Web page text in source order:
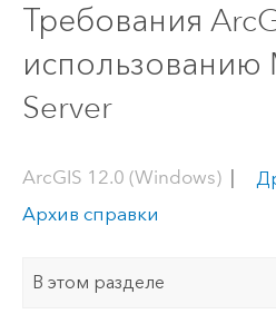
Требования
использованию
Server
ArcGIS 12.0 (Windows)|
Архив справки
В этом разделе